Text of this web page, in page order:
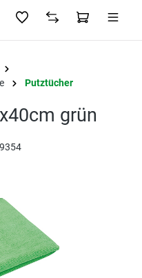
Putztücher
grün